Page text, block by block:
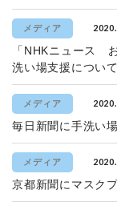
メディア
「NHKニュース
洗い場支援につい
メディア
毎日新聞に手洗い
メディア
京都新聞にマスク